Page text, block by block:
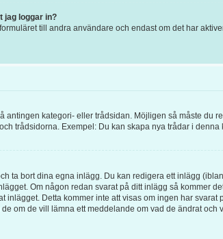
jag loggar in?
till andra användare och endast om det har
antingen kategori- eller trådsidan. Möjligen så måste du
trådsidorna. Exempel: Du kan skapa nya trådar i
ta bort dina egna inlägg. Du kan redigera ett inlägg
Om någon redan svarat på ditt inlägg så kommer
Detta kommer inte att visas om ingen har svarat
om de vill lämna ett meddelande om vad de ändrat och